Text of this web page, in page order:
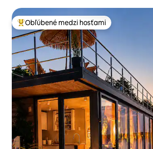
Najobľúbenejšie medzi hosťami
Obľúbené medzi hosťami